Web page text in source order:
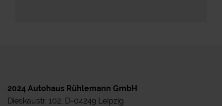
2024 Autohaus Rühlemann GmbH
Dieskaustr. 102, D-04249 Leipzig